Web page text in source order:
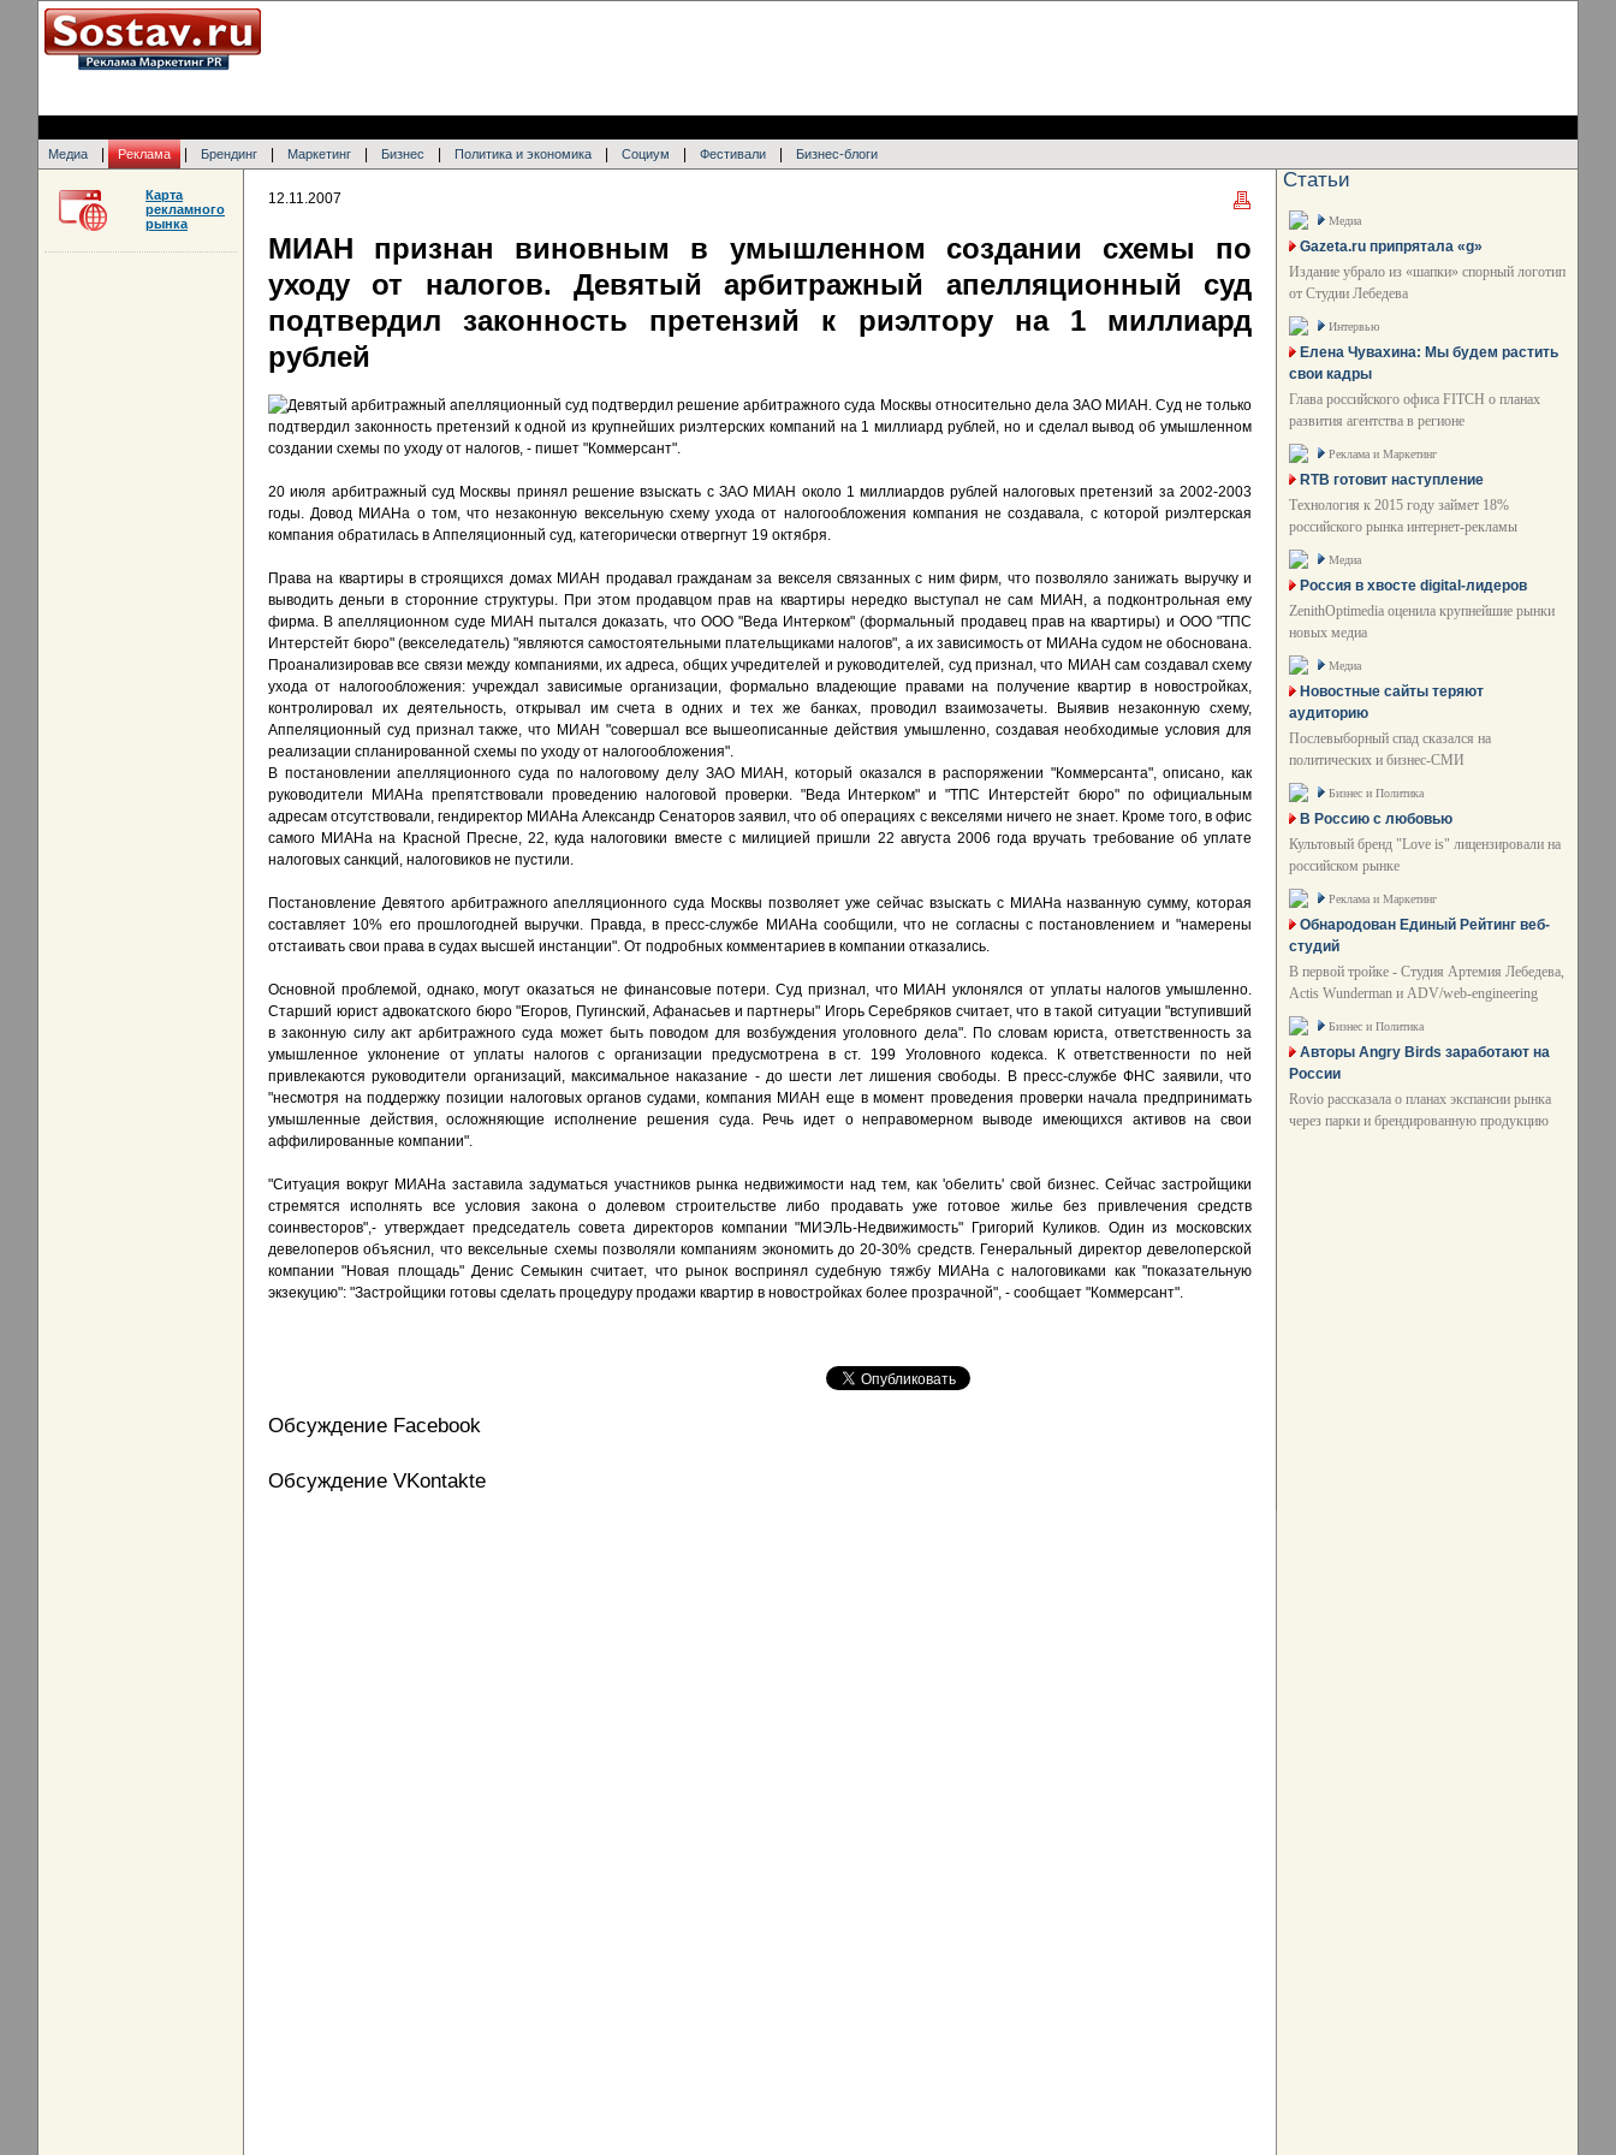
Медиа Реклама Брендинг Маркетинг Бизнес Политика и экономика Социум Фестивали Бизнес-блоги
12.11.2007
МИАН признан виновным в умышленном создании схемы по
уходу от налогов. Девятый арбитражный апелляционный суд
подтвердил законность претензий к риэлтору на 1 миллиард
рублей
Девятый арбитражный апелляционный суд подтвердил решение арбитражного суда Москвы относительно дела ЗАО МИАН. Суд не только
подтвердил законность претензий к одной из крупнейших риэлтерских компаний на 1 миллиард рублей, но и сделал вывод об умышленном
создании схемы по уходу от налогов, - пишет "Коммерсант".
20 июля арбитражный суд Москвы принял решение взыскать с ЗАО МИАН около 1 миллиардов рублей налоговых претензий за 2002-2003
годы. Довод МИАНа о том, что незаконную вексельную схему ухода от налогообложения компания не создавала, с которой риэлтерская
компания обратилась в Аппеляционный суд, категорически отвергнут 19 октября.
Права на квартиры в строящихся домах МИАН продавал гражданам за векселя связанных с ним фирм, что позволяло занижать выручку и
выводить деньги в сторонние структуры. При этом продавцом прав на квартиры нередко выступал не сам МИАН, а подконтрольная ему
фирма. В апелляционном суде МИАН пытался доказать, что ООО "Веда Интерком" (формальный продавец прав на квартиры) и ООО "ТПС
Интерстейт бюро" (векселедатель) "являются самостоятельными плательщиками налогов", а их зависимость от МИАНа судом не обоснована.
Проанализировав все связи между компаниями, их адреса, общих учредителей и руководителей, суд признал, что МИАН сам создавал схему
ухода от налогообложения: учреждал зависимые организации, формально владеющие правами на получение квартир в новостройках,
контролировал их деятельность, открывал им счета в одних и тех же банках, проводил взаимозачеты. Выявив незаконную схему,
Аппеляционный суд признал также, что МИАН "совершал все вышеописанные действия умышленно, создавая необходимые условия для
реализации спланированной схемы по уходу от налогообложения".
В постановлении апелляционного суда по налоговому делу ЗАО МИАН, который оказался в распоряжении "Коммерсанта", описано, как
руководители МИАНа препятствовали проведению налоговой проверки. "Веда Интерком" и "ТПС Интерстейт бюро" по официальным
адресам отсутствовали, гендиректор МИАНа Александр Сенаторов заявил, что об операциях с векселями ничего не знает. Кроме того, в офис
самого МИАНа на Красной Пресне, 22, куда налоговики вместе с милицией пришли 22 августа 2006 года вручать требование об уплате
налоговых санкций, налоговиков не пустили.
Постановление Девятого арбитражного апелляционного суда Москвы позволяет уже сейчас взыскать с МИАНа названную сумму, которая
составляет 10% его прошлогодней выручки. Правда, в пресс-службе МИАНа сообщили, что не согласны с постановлением и "намерены
отстаивать свои права в судах высшей инстанции". От подробных комментариев в компании отказались.
Основной проблемой, однако, могут оказаться не финансовые потери. Суд признал, что МИАН уклонялся от уплаты налогов умышленно.
Старший юрист адвокатского бюро "Егоров, Пугинский, Афанасьев и партнеры" Игорь Серебряков считает, что в такой ситуации "вступивший
в законную силу акт арбитражного суда может быть поводом для возбуждения уголовного дела". По словам юриста, ответственность за
умышленное уклонение от уплаты налогов с организации предусмотрена в ст. 199 Уголовного кодекса. К ответственности по ней
привлекаются руководители организаций, максимальное наказание - до шести лет лишения свободы. В пресс-службе ФНС заявили, что
"несмотря на поддержку позиции налоговых органов судами, компания МИАН еще в момент проведения проверки начала предпринимать
умышленные действия, осложняющие исполнение решения суда. Речь идет о неправомерном выводе имеющихся активов на свои
аффилированные компании".
"Ситуация вокруг МИАНа заставила задуматься участников рынка недвижимости над тем, как 'обелить' свой бизнес. Сейчас застройщики
стремятся исполнять все условия закона о долевом строительстве либо продавать уже готовое жилье без привлечения средств
соинвесторов",- утверждает председатель совета директоров компании "МИЭЛЬ-Недвижимость" Григорий Куликов. Один из московских
девелоперов объяснил, что вексельные схемы позволяли компаниям экономить до 20-30% средств. Генеральный директор девелоперской
компании "Новая площадь" Денис Семыкин считает, что рынок воспринял судебную тяжбу МИАНа с налоговиками как "показательную
экзекуцию": "Застройщики готовы сделать процедуру продажи квартир в новостройках более прозрачной", - сообщает "Коммерсант".
Обсуждение Facebook
Обсуждение VKontakte
Карта
рекламного
рынка
Статьи
Медиа
Gazeta.ru припрятала «g»
Издание убрало из «шапки» спорный логотип
от Студии Лебедева
Интервью
Елена Чувахина: Мы будем растить
свои кадры
Глава российского офиса FITCH о планах
развития агентства в регионе
Реклама и Маркетинг
RTB готовит наступление
Технология к 2015 году займет 18%
российского рынка интернет-рекламы
Медиа
Россия в хвосте digital-лидеров
ZenithOptimedia оценила крупнейшие рынки
новых медиа
Медиа
Новостные сайты теряют
аудиторию
Послевыборный спад сказался на
политических и бизнес-СМИ
Бизнес и Политика
В Россию с любовью
Культовый бренд "Love is" лицензировали на
российском рынке
Реклама и Маркетинг
Обнародован Единый Рейтинг веб-
студий
В первой тройке - Студия Артемия Лебедева,
Actis Wunderman и ADV/web-engineering
Бизнес и Политика
Авторы Angry Birds заработают на
России
Rovio рассказала о планах экспансии рынка
через парки и брендированную продукцию